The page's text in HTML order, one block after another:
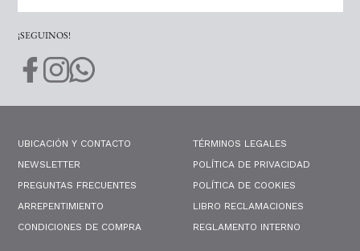
¡SEGUINOS!
Facebook
Instagram
Whatsapp
UBICACIÓN Y CONTACTO
NEWSLETTER
PREGUNTAS FRECUENTES
ARREPENTIMIENTO
CONDICIONES DE COMPRA
TÉRMINOS LEGALES
POLÍTICA DE PRIVACIDAD
POLÍTICA DE COOKIES
LIBRO RECLAMACIONES
REGLAMENTO INTERNO